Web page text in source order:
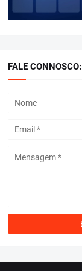
FALE CONNOSCO: